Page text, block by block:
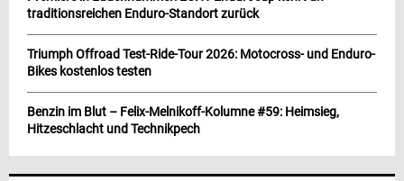
traditionsreichen Enduro-Standort zurück
Triumph Offroad Test-Ride-Tour 2026: Motocross- und Enduro-
Bikes kostenlos testen
Benzin im Blut – Felix-Melnikoff-Kolumne #59: Heimsieg,
Hitzeschlacht und Technikpech